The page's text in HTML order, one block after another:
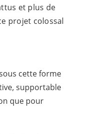
et plus de
projet colossal
cette forme
supportable
que pour